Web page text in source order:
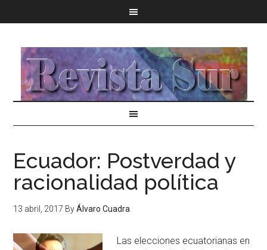
Ecuador: Postverdad y
racionalidad política
13 abril, 2017 ByÁlvaro Cuadra
Las elecciones ecuatorianas en